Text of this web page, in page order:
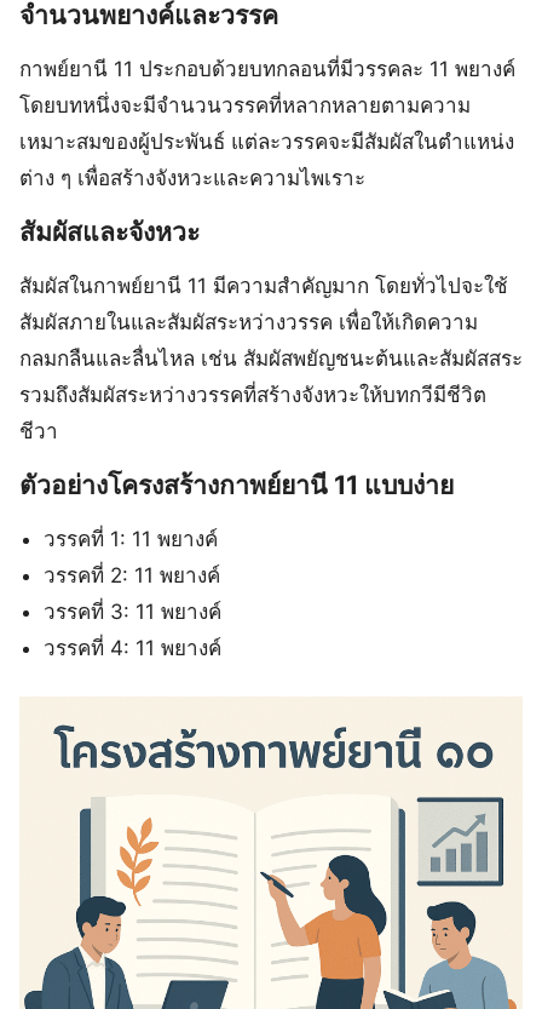
จำนวนพยางค์และวรรค
กาพย์ยานี 11 ประกอบด้วยบทกลอนที่มีวรรคละ 11 พยางค์
โดยบทหนึ่งจะมีจำนวนวรรคที่หลากหลายตามความ
เหมาะสมของผู้ประพันธ์ แต่ละวรรคจะมีสัมผัสในตำแหน่ง
ต่าง ๆ เพื่อสร้างจังหวะและความไพเราะ
สัมผัสและจังหวะ
สัมผัสในกาพย์ยานี 11 มีความสำคัญมาก โดยทั่วไปจะใช้
สัมผัสภายในและสัมผัสระหว่างวรรค เพื่อให้เกิดความ
กลมกลืนและลื่นไหล เช่น สัมผัสพยัญชนะต้นและสัมผัสสระ
รวมถึงสัมผัสระหว่างวรรคที่สร้างจังหวะให้บทกวีมีชีวิต
ชีวา
ตัวอย่างโครงสร้างกาพย์ยานี 11 แบบง่าย
วรรคที่ 1: 11 พยางค์
วรรคที่ 2: 11 พยางค์
วรรคที่ 3: 11 พยางค์
วรรคที่ 4: 11 พยางค์